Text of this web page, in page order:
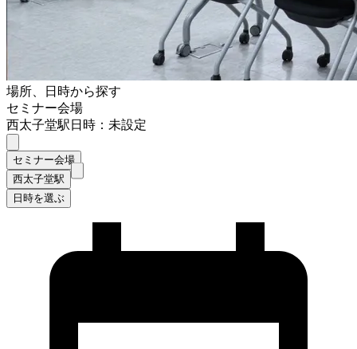
場所、日時から探す
セミナー会場
西太子堂駅日時：未設定
セミナー会場
西太子堂駅
日時を選ぶ